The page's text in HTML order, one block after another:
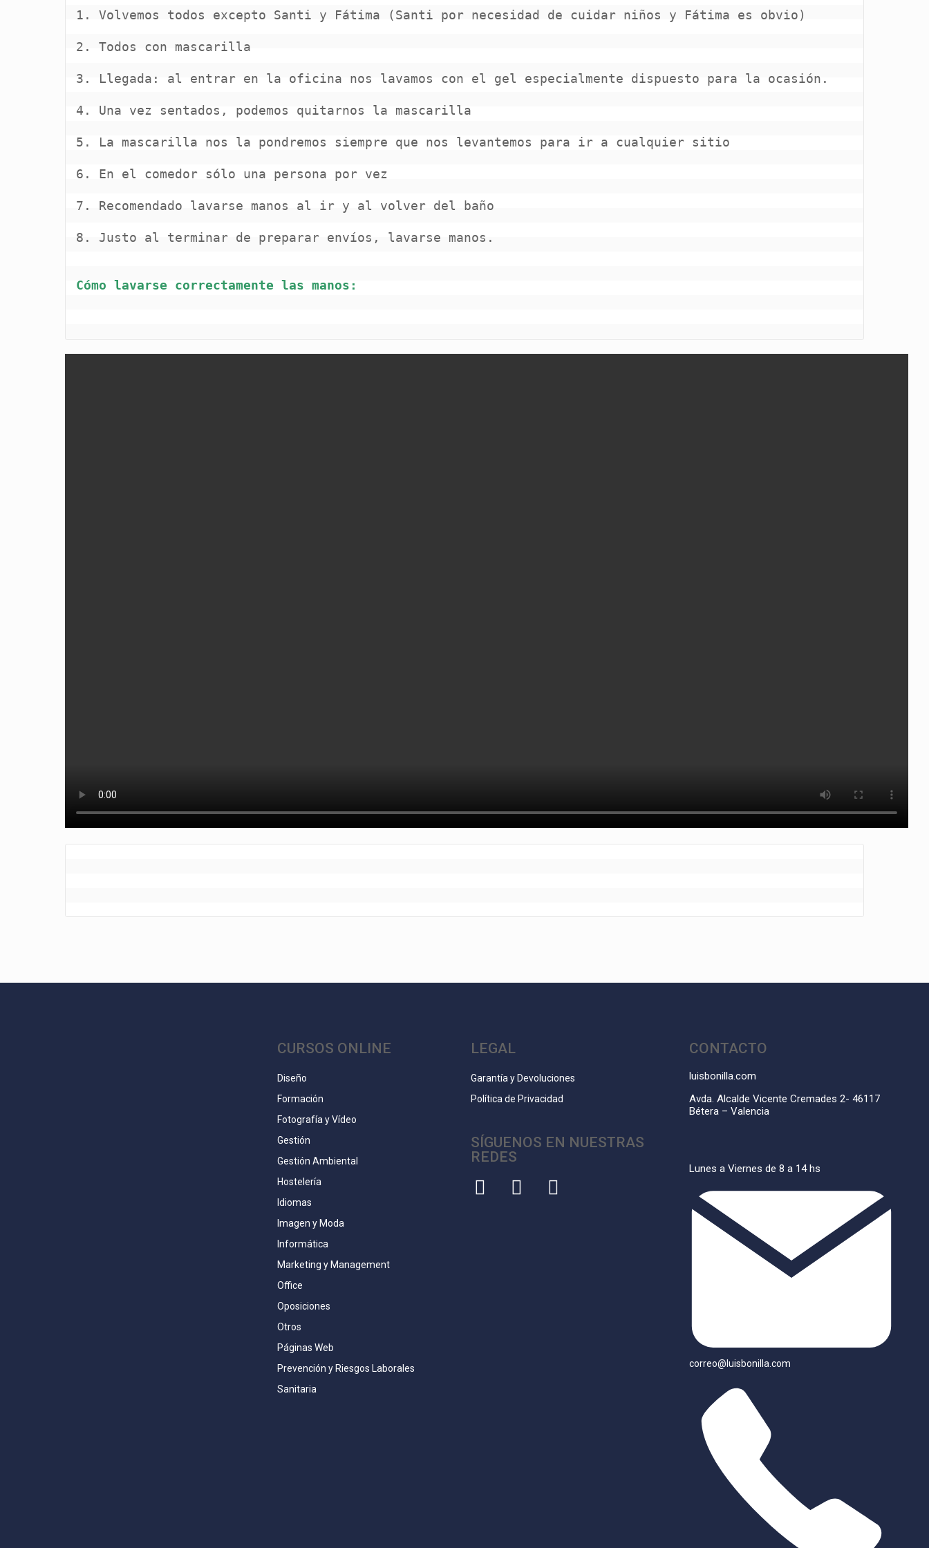
1. Volvemos todos excepto Santi y Fátima (Santi por necesidad de cuidar niños y Fátima es obvio)
2. Todos con mascarilla
3. Llegada: al entrar en la oficina nos lavamos con el gel especialmente dispuesto para la ocasión.
4. Una vez sentados, podemos quitarnos la mascarilla
5. La mascarilla nos la pondremos siempre que nos levantemos para ir a cualquier sitio
6. En el comedor sólo una persona por vez
7. Recomendado lavarse manos al ir y al volver del baño
8. Justo al terminar de preparar envíos, lavarse manos.
Cómo lavarse correctamente las manos:
CURSOS ONLINE
Diseño
Formación
Fotografía y Vídeo
Gestión
Gestión Ambiental
Hostelería
Idiomas
Imagen y Moda
Informática
Marketing y Management
Office
Oposiciones
Otros
Páginas Web
Prevención y Riesgos Laborales
Sanitaria
LEGAL
Garantía y Devoluciones
Política de Privacidad
SÍGUENOS EN NUESTRAS
REDES
CONTACTO
luisbonilla.com
Avda. Alcalde Vicente Cremades 2- 46117
Bétera – Valencia
Lunes a Viernes de 8 a 14 hs
correo@luisbonilla.com